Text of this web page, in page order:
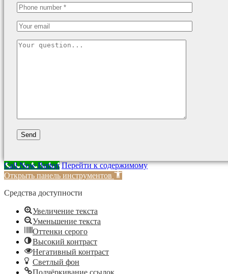
Call Now Button Перейти к содержимому
Открыть панель инструментов
Средства доступности
Увеличение текста
Уменьшение текста
Оттенки серого
Высокий контраст
Негативный контраст
Светлый фон
Подчёркивание ссылок